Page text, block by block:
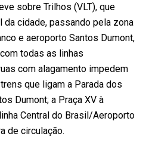
sobre Trilhos (VLT), que
da cidade, passando pela zona
e aeroporto Santos Dumont,
todas as linhas
com alagamento impedem
que ligam a Parada dos
Dumont; a Praça XV à
Central do Brasil/Aeroporto
de circulação.